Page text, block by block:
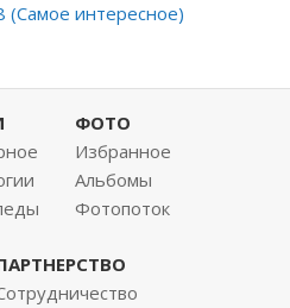
(Самое интересное)
ФОТО
Избранное
Альбомы
Фотопоток